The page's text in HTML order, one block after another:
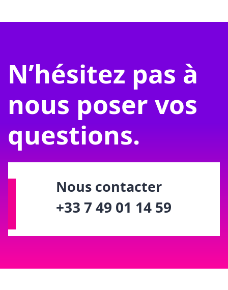
N’hésitez pas à
nous poser vos
questions.
Nous contacter
+33 7 49 01 14 59